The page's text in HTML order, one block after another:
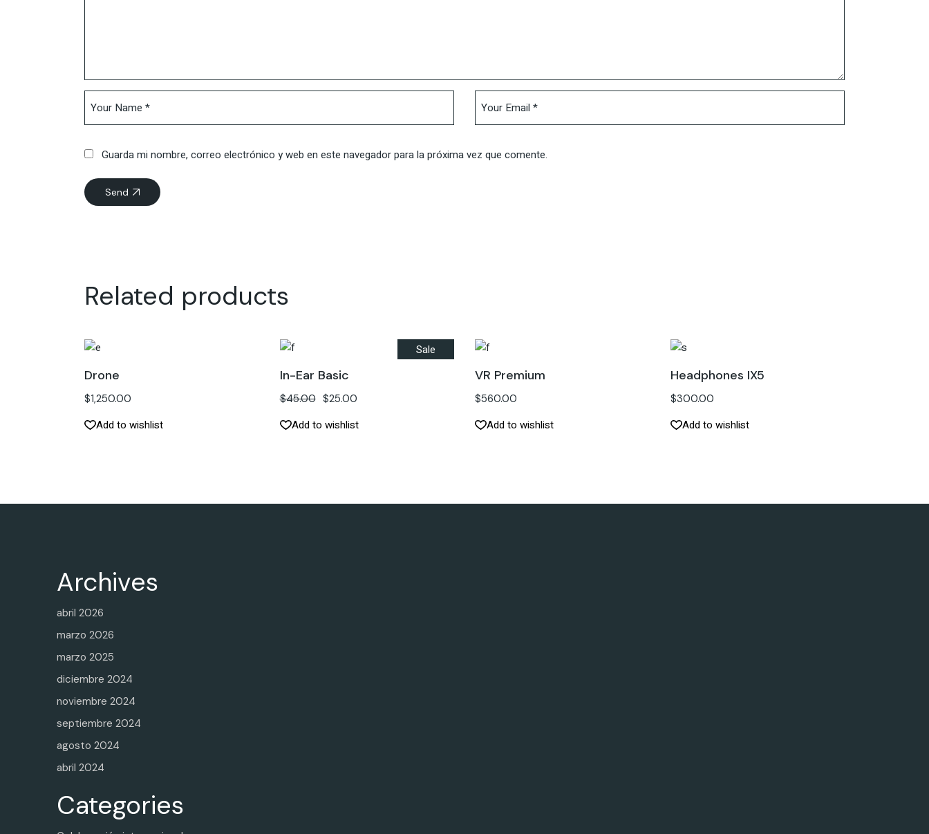
Guarda mi nombre, correo electrónico y web en este navegador para la próxima vez que comente.
Send
Related products
Drone
$1,250.00
Add to wishlist
Sale
In-Ear Basic
$45.00 $25.00
Add to wishlist
VR Premium
$560.00
Add to wishlist
Headphones IX5
$300.00
Add to wishlist
Archives
abril 2026
marzo 2026
marzo 2025
diciembre 2024
noviembre 2024
septiembre 2024
agosto 2024
abril 2024
Categories